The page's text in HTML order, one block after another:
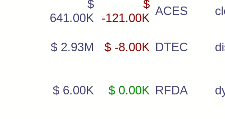
$
641.00K
$
-121.00K
ACES
$ 2.93M $ -8.00K DTEC
$ 6.00K $ 0.00K RFDA